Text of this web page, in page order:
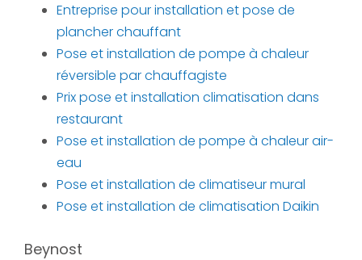
Entreprise pour installation et pose de
plancher chauffant
Pose et installation de pompe à chaleur
réversible par chauffagiste
Prix pose et installation climatisation dans
restaurant
Pose et installation de pompe à chaleur air-
eau
Pose et installation de climatiseur mural
Pose et installation de climatisation Daikin
Beynost